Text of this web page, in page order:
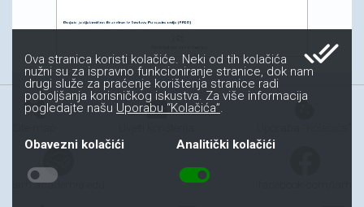
account_tree fact_check cookie
iarh.academia.edu
done_all
Ova stranica koristi kolačiće. Neki od tih kolačića
nužni su za ispravno funkcioniranje stranice, dok nam
drugi služe za praćenje korištenja stranice radi
poboljšanja korisničkog iskustva. Za više informacija
pogledajte našu Uporabu “Kolačića”.
Obavezni kolačići
toggle_off
Analitički kolačići
toggle_on